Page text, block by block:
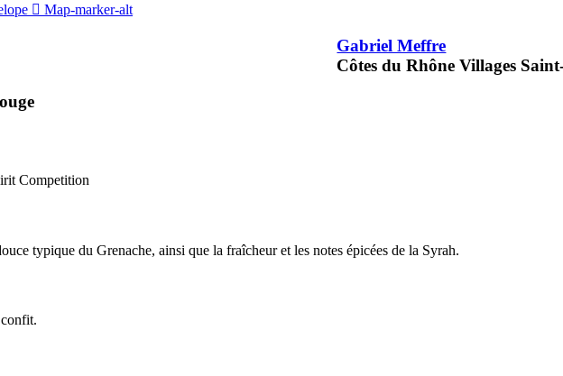
Map-marker-alt
Gabriel Meffre
Côtes du Rhône Villages
Competition
typique du Grenache, ainsi que la fraîcheur et les notes épicées de la Syrah.